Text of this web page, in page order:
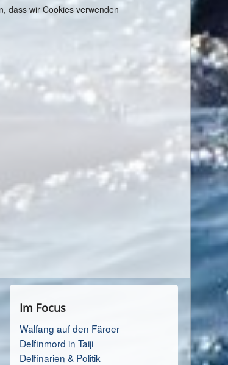
Im Focus
Walfang auf den Färoer
Delfinmord in Taiji
Delfinarien & Politik
dass wir Cookies verwenden